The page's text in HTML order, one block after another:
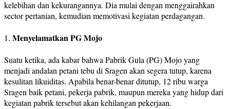
kelebihan dan kekurangannya. Dia mulai dengan menggairahkan
sector pertanian, kemudian memotivasi kegiatan perdagangan.
1. Menyelamatkan PG Mojo
Suatu ketika, ada kabar bahwa Pabrik Gula (PG) Mojo yang
menjadi andalan petani tebu di Sragen akan segera tutup, karena
kesulitan likuiditas. Apabila benar-benar ditutup, 12 ribu warga
Sragen baik petani, pekerja pabrik, maupun mereka yang hidup dari
kegiatan pabrik tersebut akan kehilangan pekerjaan.